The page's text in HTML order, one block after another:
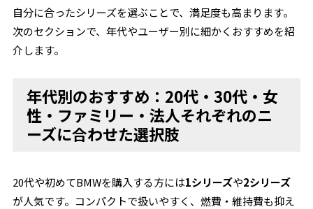
自分に合ったシリーズを選ぶことで、満足度も高まります。
次のセクションで、年代やユーザー別に細かくおすすめを紹
介します。
年代別のおすすめ：20代・30代・女
性・ファミリー・法人それぞれのニ
ーズに合わせた選択肢
20代や初めてBMWを購入する方には1シリーズや2シリーズ
が人気です。コンパクトで扱いやすく、燃費・維持費も抑え